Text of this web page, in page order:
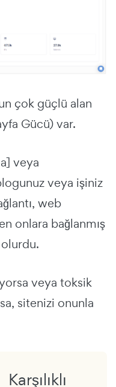
çok güçlü alan
Gücü) var.
veya
veya işiniz
web
onlara bağlanmış
veya toksik
sitenizi onunla
Karşılıklı